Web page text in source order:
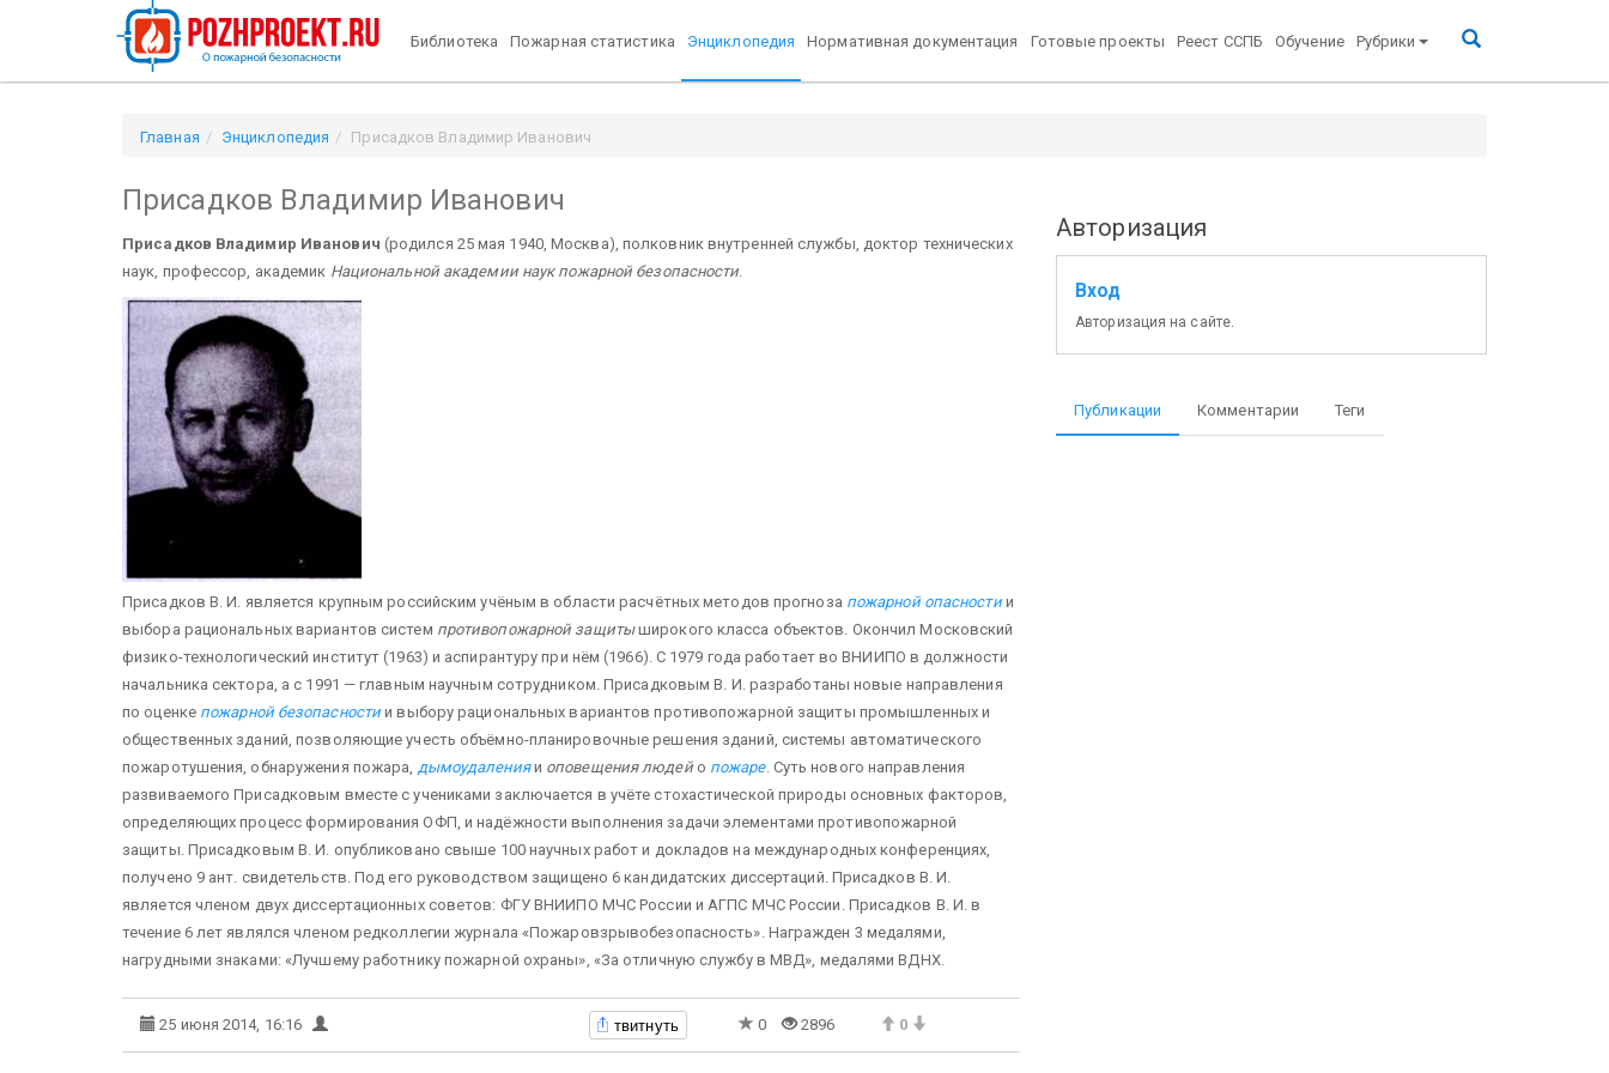
Библиотека Пожарная статистика Энциклопедия Нормативная документация Готовые проекты Реест ССПБ Обучение Рубрики
Главная Энциклопедия Присадков Владимир Иванович
Присадков Владимир Иванович
Присадков Владимир Иванович (родился 25 мая 1940, Москва), полковник внутренней службы, доктор технических
наук, профессор, академик Национальной академии наук пожарной безопасности
Присадков В. И. является крупным российским учёным в области расчётных методов прогноза пожарной опасностии
выбора рациональных вариантов систем противопожарной защитыширокого класса объектов. Окончил Московский
физико-технологический институт (1963) и аспирантуру при нём (1966). С 1979 года работает во ВНИИПО в должности
начальника сектора, а с 1991 — главным научным сотрудником. Присадковым В. И. разработаны новые направления
по оценке пожарной безопасностии выбору рациональных вариантов противопожарной защиты промышленных и
общественных зданий, позволяющие учесть объёмно-планировочные решения зданий, системы автоматического
пожаротушения, обнаружения пожара, дымоудаленияи оповещения людейо пожаре. Суть нового направления
развиваемого Присадковым вместе с учениками заключается в учёте стохастической природы основных факторов,
определяющих процесс формирования ОФП, и надёжности выполнения задачи элементами противопожарной
защиты. Присадковым В. И. опубликовано свыше 100 научных работ и докладов на международных конференциях,
получено 9 ант. свидетельств. Под его руководством защищено 6 кандидатских диссертаций. Присадков В. И.
является членом двух диссертационных советов: ФГУ ВНИИПО МЧС России и АГПС МЧС России. Присадков В. И. в
течение 6 лет являлся членом редколлегии журнала «Пожаровзрывобезопасность». Награжден 3 медалями,
нагрудными знаками: «Лучшему работнику пожарной охраны», «За отличную службу в МВД», медалями ВДНХ.
25 июня 2014, 16:16 твитнуть 0 2896 0
Авторизация
Вход
Авторизация на сайте.
Публикации Комментарии Теги